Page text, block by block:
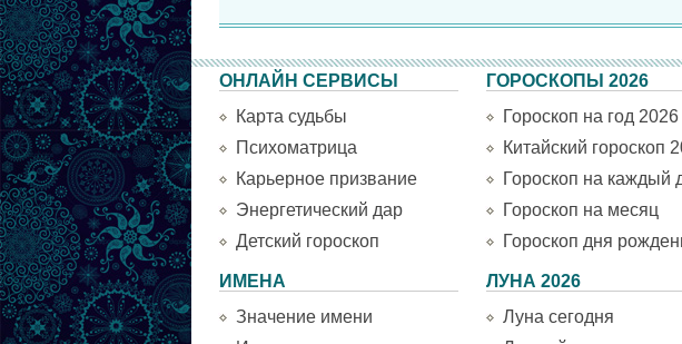
ОНЛАЙН СЕРВИСЫ
Карта судьбы
Психоматрица
Карьерное призвание
Энергетический дар
Детский гороскоп
ИМЕНА
Значение имени
ГОРОСКОПЫ 2026
Гороскоп на год 2026
Китайский гороскоп
Гороскоп на каждый
Гороскоп на месяц
Гороскоп дня
ЛУНА 2026
Луна сегодня